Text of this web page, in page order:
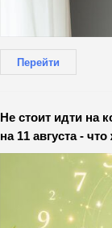
Перейти
Не стоит идти на
на 11 августа -